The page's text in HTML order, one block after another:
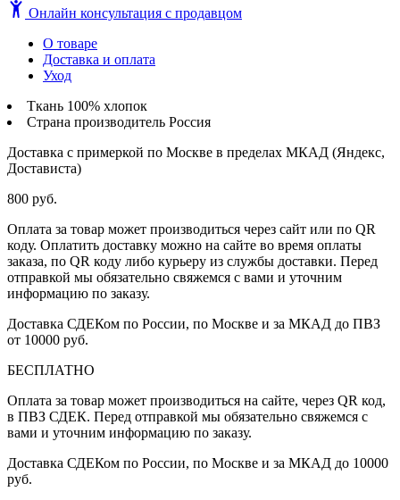
Онлайн консультация с продавцом
О товаре
Доставка и оплата
Уход
Ткань 100% хлопок
Страна производитель Россия
Доставка с примеркой по Москве в пределах МКАД (Яндекс,
Достависта)
800 руб.
Оплата за товар может производиться через сайт или по QR
коду. Оплатить доставку можно на сайте во время оплаты
заказа, по QR коду либо курьеру из службы доставки. Перед
отправкой мы обязательно свяжемся с вами и уточним
информацию по заказу.
Доставка СДЕКом по России, по Москве и за МКАД до ПВЗ
от 10000 руб.
БЕСПЛАТНО
Оплата за товар может производиться на сайте, через QR код,
в ПВЗ СДЕК. Перед отправкой мы обязательно свяжемся с
вами и уточним информацию по заказу.
Доставка СДЕКом по России, по Москве и за МКАД до 10000
руб.